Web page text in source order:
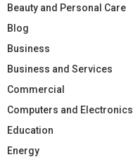
Beauty and Personal Care
Blog
Business
Business and Services
Commercial
Computers and Electronics
Education
Energy